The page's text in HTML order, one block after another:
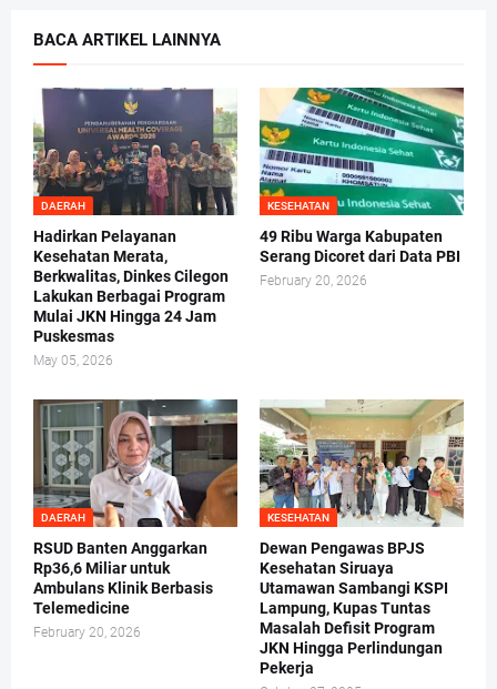
BACA ARTIKEL LAINNYA
DAERAH
Hadirkan Pelayanan
Kesehatan Merata,
Berkwalitas, Dinkes Cilegon
Lakukan Berbagai Program
Mulai JKN Hingga 24 Jam
Puskesmas
May 05, 2026
KESEHATAN
49 Ribu Warga Kabupaten
Serang Dicoret dari Data PBI
February 20, 2026
DAERAH
RSUD Banten Anggarkan
Rp36,6 Miliar untuk
Ambulans Klinik Berbasis
Telemedicine
February 20, 2026
KESEHATAN
Dewan Pengawas BPJS
Kesehatan Siruaya
Utamawan Sambangi KSPI
Lampung, Kupas Tuntas
Masalah Defisit Program
JKN Hingga Perlindungan
Pekerja